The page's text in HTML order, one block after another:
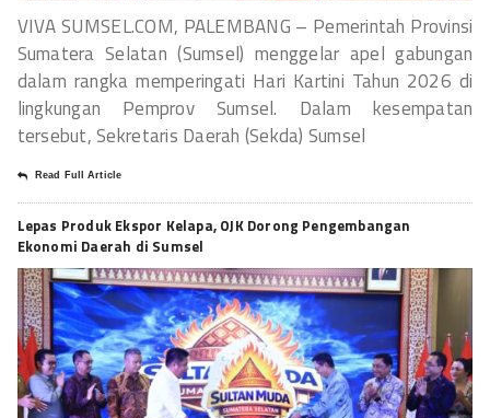
VIVA SUMSEL.COM, PALEMBANG – Pemerintah Provinsi
Sumatera Selatan (Sumsel) menggelar apel gabungan
dalam rangka memperingati Hari Kartini Tahun 2026 di
lingkungan Pemprov Sumsel. Dalam kesempatan
tersebut, Sekretaris Daerah (Sekda) Sumsel
Read Full Article
Lepas Produk Ekspor Kelapa, OJK Dorong Pengembangan
Ekonomi Daerah di Sumsel